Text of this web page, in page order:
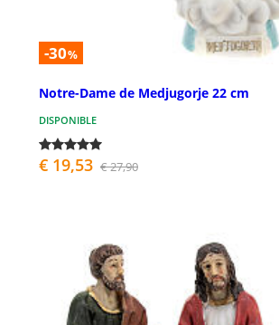
-30%
Notre-Dame de Medjugorje 22 cm
DISPONIBLE
€ 19,53 € 27,90